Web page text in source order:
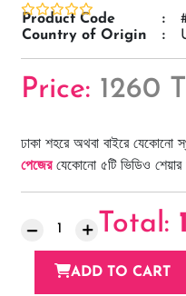
Product Code :
Country of Origin
:
Price: 1260
ঢাকা শহরে অথবা বাইরে যেকোনো
পেজেরযেকোনো ৫টি ভিডিও শেয়ার
Total:
ADD TO CART